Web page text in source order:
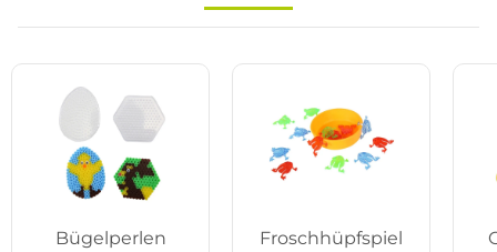
Bügelperlen
Froschhüpfspiel